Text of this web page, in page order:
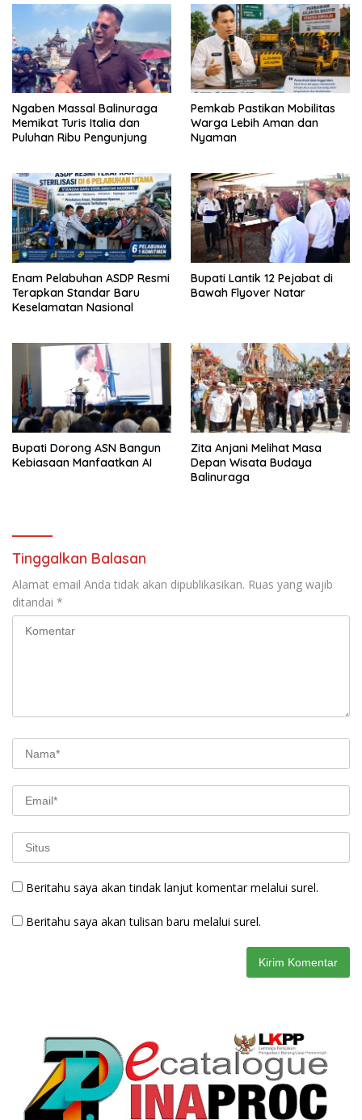
Ngaben Massal Balinuraga
Memikat Turis Italia dan
Puluhan Ribu Pengunjung
Pemkab Pastikan Mobilitas
Warga Lebih Aman dan
Nyaman
Enam Pelabuhan ASDP Resmi
Terapkan Standar Baru
Keselamatan Nasional
Bupati Lantik 12 Pejabat di
Bawah Flyover Natar
Bupati Dorong ASN Bangun
Kebiasaan Manfaatkan AI
Zita Anjani Melihat Masa
Depan Wisata Budaya
Balinuraga
Tinggalkan Balasan
Alamat email Anda tidak akan dipublikasikan. Ruas yang wajib
ditandai *
Beritahu saya akan tindak lanjut komentar melalui surel.
Beritahu saya akan tulisan baru melalui surel.